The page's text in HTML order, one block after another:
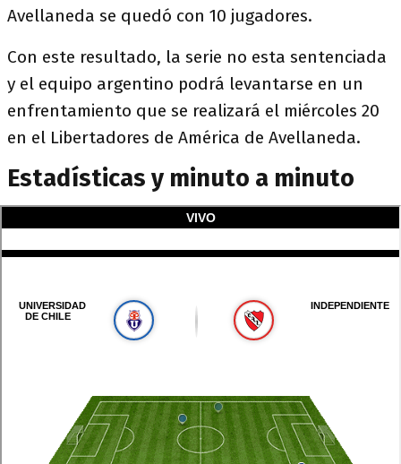
Avellaneda se quedó con 10 jugadores.
Con este resultado, la serie no esta sentenciada
y el equipo argentino podrá levantarse en un
enfrentamiento que se realizará el miércoles 20
en el Libertadores de América de Avellaneda.
Estadísticas y minuto a minuto